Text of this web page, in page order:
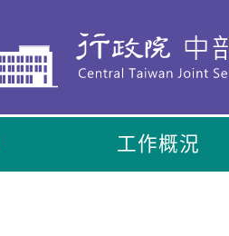
工作概況